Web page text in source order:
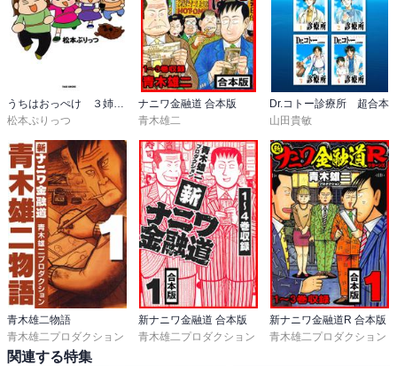
松本ぷりっつ
ナニワ金融道 合本版
青木雄二
Dr.コトー診療所 超合本
山田貴敏
青木雄二物語
青木雄二プロダクション
新ナニワ金融道 合本版
青木雄二プロダクション
新ナニワ金融道R 合本版
青木雄二プロダクション
関連する特集